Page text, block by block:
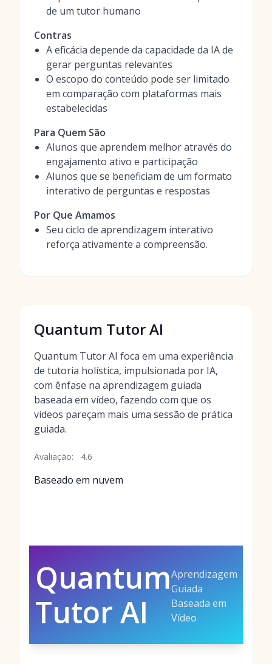
de um tutor humano
Contras
A eficácia depende da capacidade da IA de
gerar perguntas relevantes
O escopo do conteúdo pode ser limitado
em comparação com plataformas mais
estabelecidas
Para Quem São
Alunos que aprendem melhor através do
engajamento ativo e participação
Alunos que se beneficiam de um formato
interativo de perguntas e respostas
Por Que Amamos
Seu ciclo de aprendizagem interativo
reforça ativamente a compreensão.
Quantum Tutor AI
Quantum Tutor AI foca em uma experiência
de tutoria holística, impulsionada por IA,
com ênfase na aprendizagem guiada
baseada em vídeo, fazendo com que os
vídeos pareçam mais uma sessão de prática
guiada.
Avaliação: 4.6
Baseado em nuvem
Quantum
Tutor AI
Aprendizagem
Guiada
Baseada em
Vídeo